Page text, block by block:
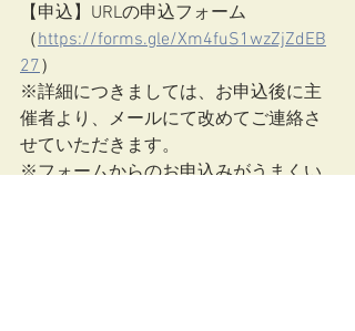
【申込】URLの申込フォーム
（https://forms.gle/Xm4fuS1wzZjZdEB
27）
※詳細につきましては、お申込後に主
催者より、メールにて改めてご連絡さ
せていただきます。
※フォームからのお申込みがうまくい